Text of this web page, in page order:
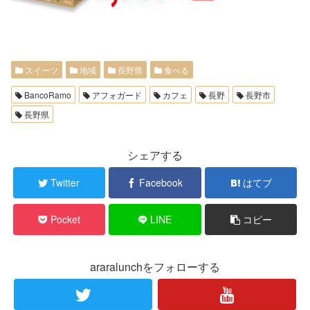
スイーツ 地域 長野県 食べる
BancoRamo アフォガード カフェ 長野
長野市
長野県
シェアする
Twitter Facebook はてブ
Pocket LINE コピー
araralunchをフォローする